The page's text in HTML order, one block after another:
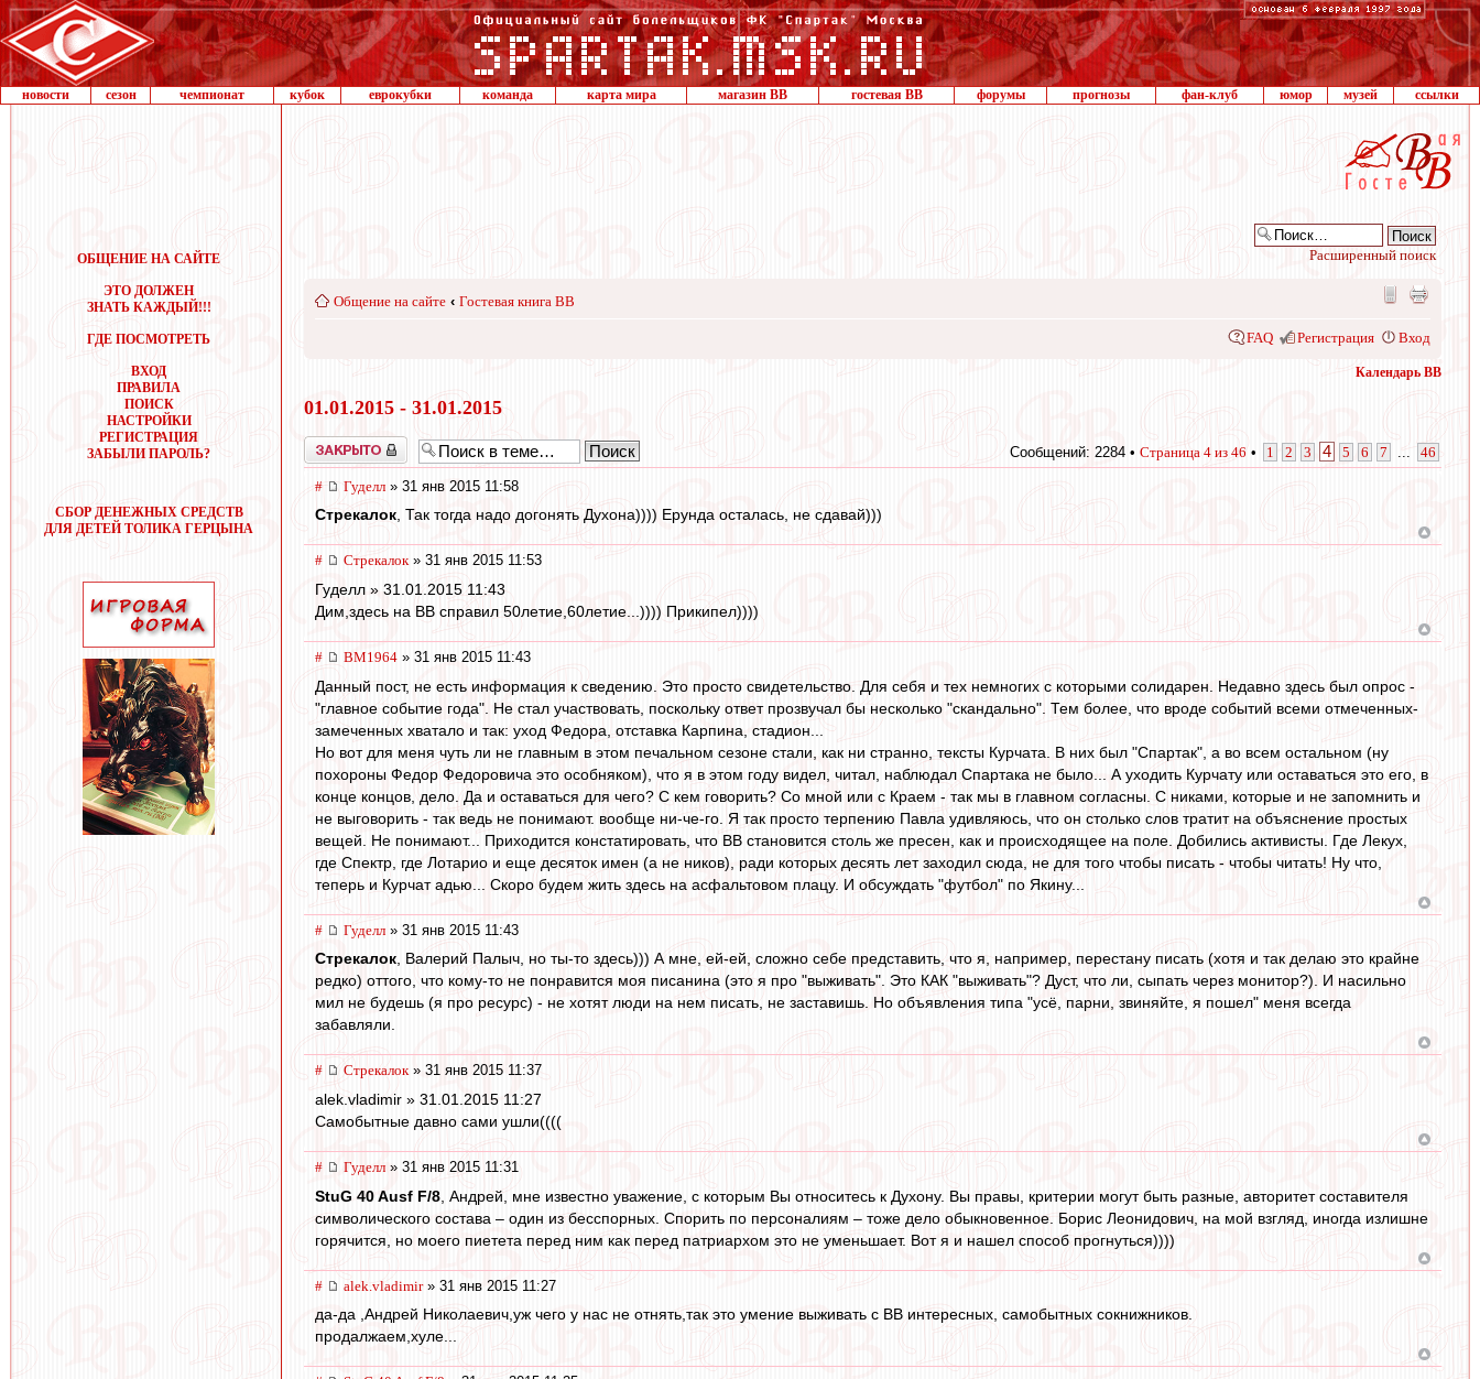
новости сезон чемпионат кубок еврокубки команда карта мира магазин ВВ гостевая ВВ форумы прогнозы фан-клуб юмор музей ссылки
ОБЩЕНИЕ НА САЙТЕ
ЭТО ДОЛЖЕН
ЗНАТЬ КАЖДЫЙ!!!
ГДЕ ПОСМОТРЕТЬ
ВХОД
ПРАВИЛА
ПОИСК
НАСТРОЙКИ
РЕГИСТРАЦИЯ
ЗАБЫЛИ ПАРОЛЬ?
СБОР ДЕНЕЖНЫХ СРЕДСТВ
ДЛЯ ДЕТЕЙ ТОЛИКА ГЕРЦЫНА
Расширенный поиск
Общение на сайте ‹ Гостевая книга ВВ
FAQ Регистрация Вход
Календарь ВВ
01.01.2015 - 31.01.2015
Закрыто Сообщений: 2284 • Страница 4 из 46 • 1 2 3 4 5 6 7 46
# Гуделл » 31 янв 2015 11:58
Стрекалок, Так тогда надо догонять Духона)))) Ерунда осталась, не сдавай)))
# Стрекалок» 31 янв 2015 11:53
Гуделл » 31.01.2015 11:43
Дим,здесь на ВВ справил 50летие,60летие...)))) Прикипел))))
# BM1964 » 31 янв 2015 11:43
Данный пост, не есть информация к сведению. Это просто свидетельство. Для себя и тех немногих с которыми солидарен. Недавно здесь был опрос -
"главное событие года". Не стал участвовать, поскольку ответ прозвучал бы несколько "скандально". Тем более, что вроде событий всеми отмеченных-
замеченных хватало и так: уход Федора, отставка Карпина, стадион...
Но вот для меня чуть ли не главным в этом печальном сезоне стали, как ни странно, тексты Курчата. В них был "Спартак", а во всем остальном (ну
похороны Федор Федоровича это особняком), что я в этом году видел, читал, наблюдал Спартака не было... А уходить Курчату или оставаться это его, в
конце концов, дело. Да и оставаться для чего? С кем говорить? Со мной или с Краем - так мы в главном согласны. С никами, которые и не запомнить и
не выговорить - так ведь не понимают. вообще ни-че-го. Я так просто терпению Павла удивляюсь, что он столько слов тратит на объяснение простых
вещей. Не понимают... Приходится констатировать, что ВВ становится столь же пресен, как и происходящее на поле. Добились активисты. Где Лекух,
где Спектр, где Лотарио и еще десяток имен (а не ников), ради которых десять лет заходил сюда, не для того чтобы писать - чтобы читать! Ну что,
теперь и Курчат адью... Скоро будем жить здесь на асфальтовом плацу. И обсуждать "футбол" по Якину...
# Гуделл » 31 янв 2015 11:43
Стрекалок, Валерий Палыч, но ты-то здесь))) А мне, ей-ей, сложно себе представить, что я, например, перестану писать (хотя и так делаю это крайне
редко) оттого, что кому-то не понравится моя писанина (это я про "выживать". Это КАК "выживать"? Дуст, что ли, сыпать через монитор?). И насильно
мил не будешь (я про ресурс) - не хотят люди на нем писать, не заставишь. Но объявления типа "усё, парни, звиняйте, я пошел" меня всегда
забавляли.
# Стрекалок» 31 янв 2015 11:37
alek.vladimir » 31.01.2015 11:27
Самобытные давно сами ушли((((
# Гуделл» 31 янв 2015 11:31
StuG 40 Ausf F/8 , Андрей, мне известно уважение, с которым Вы относитесь к Духону. Вы правы, критерии могут быть разные, авторитет составителя
символического состава – один из бесспорных. Спорить по персоналиям – тоже дело обыкновенное. Борис Леонидович, на мой взгляд, иногда излишне
горячится, но моего пиетета перед ним как перед патриархом это не уменьшает. Вот я и нашел способ прогнуться))))
# alek.vladimir» 31 янв 2015 11:27
да-да ,Андрей Николаевич,уж чего у нас не отнять,так это умение выживать с ВВ интересных, самобытных сокнижников.
продалжаем,хуле...